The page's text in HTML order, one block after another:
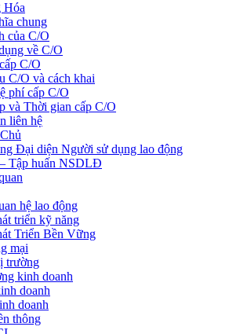
Hóa
chung
của C/O
về C/O
C/O
C/O và cách khai
phí cấp C/O
và Thời gian cấp C/O
liên hệ
Đại diện Người sử dụng lao động
Tập huấn NSDLĐ
hệ lao động
triển kỹ năng
Triển Bền Vững
mại
trường
kinh doanh
doanh
doanh
thông